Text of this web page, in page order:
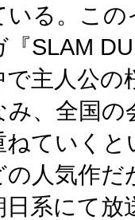
いる。こ
『SLAM
主人公
み、全国
ねていく
人気作
系にて